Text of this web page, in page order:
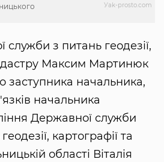
Уak-prosto.com
служби з питань геодезії,
Максим Мартинюк
заступника начальника,
начальника
Державної служби
картографії та
області Віталія